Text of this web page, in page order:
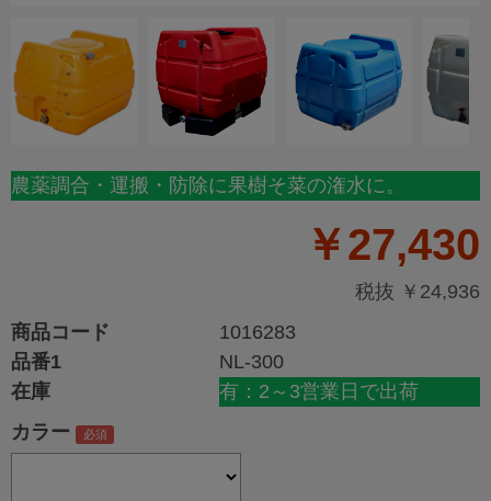
農薬調合・運搬・防除に果樹そ菜の潅水に。
￥27,430
税抜 ￥24,936
商品コード
1016283
品番1
NL-300
在庫
有：2～3営業日で出荷
カラー